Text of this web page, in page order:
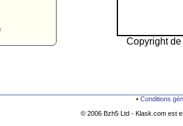
Copyright
•Conditions
© 2006 Bzh5 Ltd - Klask.com est